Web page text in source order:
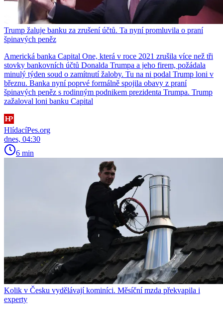
Trump žaluje banku za zrušení účtů. Ta nyní promluvila o praní
špinavých peněz
Americká banka Capital One, která v roce 2021 zrušila více než tři
stovky bankovních účtů Donalda Trumpa a jeho firem, požádala
minulý týden soud o zamítnutí žaloby. Tu na ni podal Trump loni v
březnu. Banka nyní poprvé formálně spojila obavy z praní
špinavých peněz s rodinným podnikem prezidenta Trumpa. Trump
zažaloval loni banku Capital
HlídacíPes.org
dnes, 04:30
6 min
Kolik v Česku vydělávají kominíci. Měsíční mzda překvapila i
experty